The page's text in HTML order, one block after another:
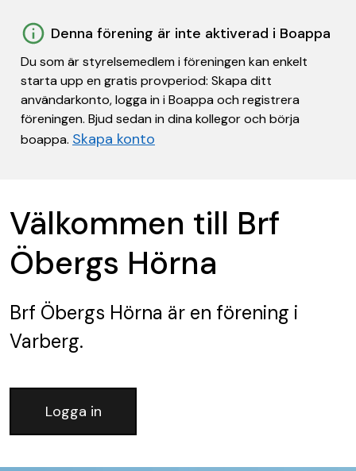
Denna förening är inte aktiverad i Boappa
Du som är styrelsemedlem i föreningen kan enkelt
starta upp en gratis provperiod: Skapa ditt
användarkonto, logga in i Boappa och registrera
föreningen. Bjud sedan in dina kollegor och börja
boappa. Skapa konto
Välkommen till Brf
Öbergs Hörna
Brf Öbergs Hörna är en förening i
Varberg.
Logga in